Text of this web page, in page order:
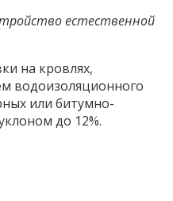
естественной
на кровлях,
водоизоляционного
или битумно-
до 12%.